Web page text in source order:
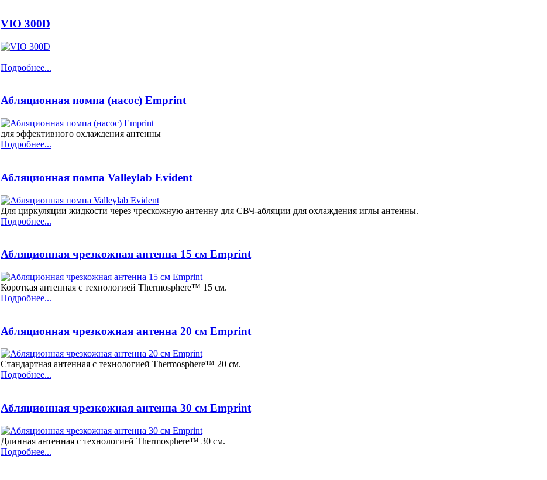
VIO 300D
Подробнее...
Абляционная помпа (насос) Emprint
для эффективного охлаждения антенны
Подробнее...
Абляционная помпа Valleylab Evident
Для циркуляции жидкости через чрескожную антенну для СВЧ-абляции для охлаждения иглы антенны.
Подробнее...
Абляционная чрезкожная антенна 15 см Emprint
Короткая антенная с технологией Thermosphere™ 15 см.
Подробнее...
Абляционная чрезкожная антенна 20 см Emprint
Стандартная антенная с технологией Thermosphere™ 20 см.
Подробнее...
Абляционная чрезкожная антенна 30 см Emprint
Длинная антенная с технологией Thermosphere™ 30 см.
Подробнее...